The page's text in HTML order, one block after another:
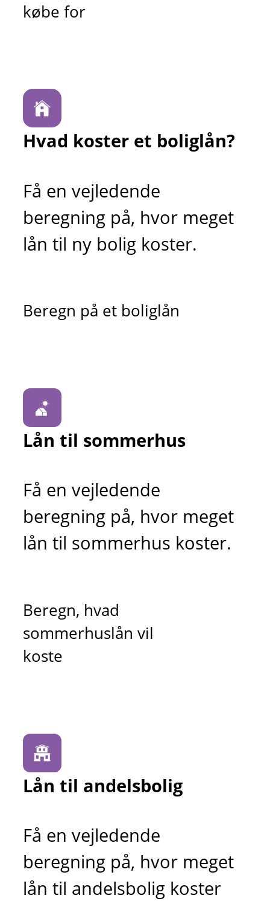
købe for
Hvad koster et boliglån?
Få en vejledende
beregning på, hvor meget
lån til ny bolig koster.
Beregn på et boliglån
Lån til sommerhus
Få en vejledende
beregning på, hvor meget
lån til sommerhus koster.
Beregn, hvad
sommerhuslån vil
koste
Lån til andelsbolig
Få en vejledende
beregning på, hvor meget
lån til andelsbolig koster